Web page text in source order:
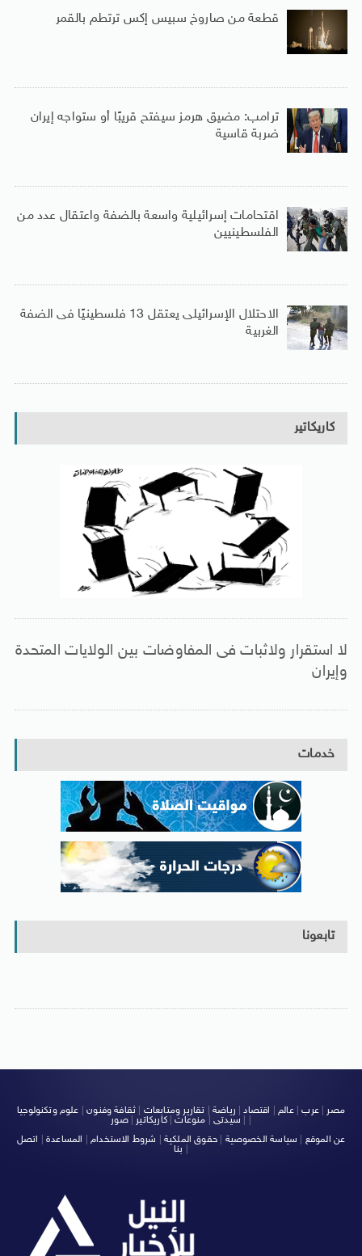
قطعة من صاروخ سبيس إكس ترتطم بالقمر
ترامب: مضيق هرمز سيفتح قريبًا أو ستواجه إيران
ضربة قاسية
اقتحامات إسرائيلية واسعة بالضفة واعتقال عدد من
الفلسطينيين
الاحتلال الإسرائيلى يعتقل 13 فلسطينيًا فى الضفة
الغربية
كاريكاتير
لا استقرار ولاثبات فى المفاوضات بين الولايات المتحدة
وإيران
خدمات
تابعونا
مصر |عرب|عالم| اقتصاد| رياضة تقارير ومتابعات ثقافة وفنون| علوم وتكنولوجيا
سيدتى| منوعات|كاريكاتير |صور
عن الموقع
سياسة الخصوصية حقوق الملكية شروط الاستخدام المساعدة
اتصل
بنا